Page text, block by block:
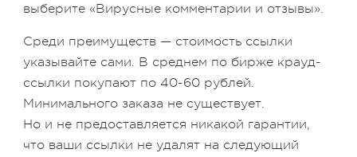
выберите «Вирусные комментарии и отзывы».
Среди преимуществ — стоимость ссылки
указывайте сами. В среднем по бирже крауд-
ссылки покупают по 40-60 рублей.
Минимального заказа не существует.
Но и не предоставляется никакой гарантии,
что ваши ссылки не удалят на следующий